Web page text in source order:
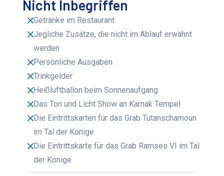
Nicht Inbegriffen
Getränke im Restaurant
Jegliche Zusätze, die nicht im Ablauf erwähnt
werden
Persönliche Ausgaben
Trinkgelder
Heißluftballon beim Sonnenaufgang
Das Ton und Licht Show an Karnak Tempel
Die Eintrittskarten für das Grab Tutanschamoun
im Tal der Könige
Die Eintrittskarte für das Grab Ramses VI im Tal
der Könige